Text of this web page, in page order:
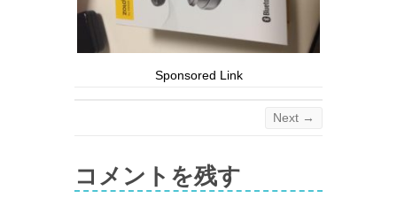
Sponsored Link
Next →
コメントを残す